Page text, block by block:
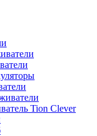
Tion Clever